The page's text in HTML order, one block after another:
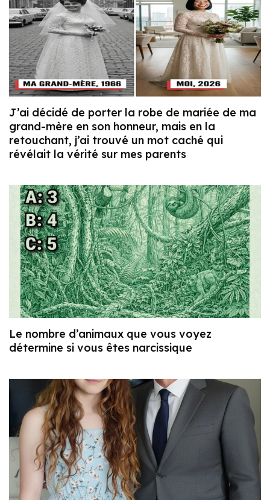
J’ai décidé de porter la robe de mariée de ma
grand-mère en son honneur, mais en la
retouchant, j’ai trouvé un mot caché qui
révélait la vérité sur mes parents
Le nombre d’animaux que vous voyez
détermine si vous êtes narcissique